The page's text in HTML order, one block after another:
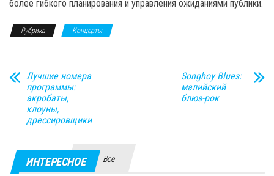
более гибкого планирования и управления ожиданиями публики.
Рубрика Концерты
Лучшие номера
программы:
акробаты,
клоуны,
дрессировщики
Songhoy Blues:
малийский
блюз-рок
ИНТЕРЕСНОЕ Все